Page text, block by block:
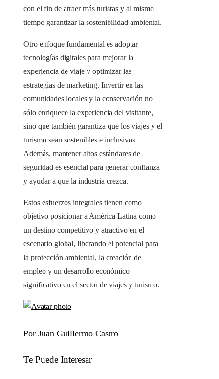
con el fin de atraer más turistas y al mismo
tiempo garantizar la sostenibilidad ambiental.
Otro enfoque fundamental es adoptar
tecnologías digitales para mejorar la
experiencia de viaje y optimizar las
estrategias de marketing. Invertir en las
comunidades locales y la conservación no
sólo enriquece la experiencia del visitante,
sino que también garantiza que los viajes y el
turismo sean sostenibles e inclusivos.
Además, mantener altos estándares de
seguridad es esencial para generar confianza
y ayudar a que la industria crezca.
Estos esfuerzos integrales tienen como
objetivo posicionar a América Latina como
un destino competitivo y atractivo en el
escenario global, liberando el potencial para
la protección ambiental, la creación de
empleo y un desarrollo económico
significativo en el sector de viajes y turismo.
Por Juan Guillermo Castro
Te Puede Interesar